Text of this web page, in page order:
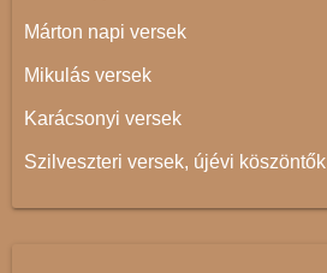
Márton napi versek
Mikulás versek
Karácsonyi versek
Szilveszteri versek, újévi köszöntők